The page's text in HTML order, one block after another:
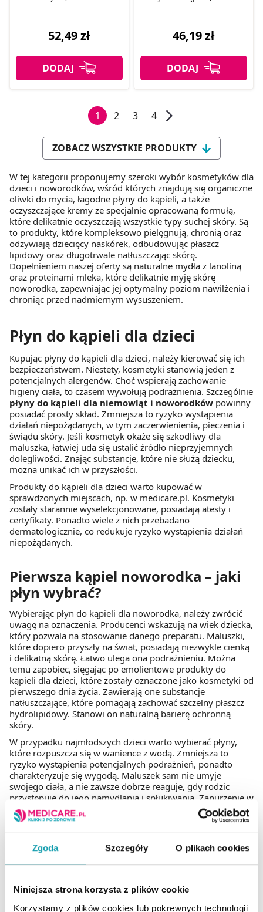
Zgoda Szczegóły O plikach cookies
Niniejsza strona korzysta z plików cookie
Korzystamy z plików cookies lub pokrewnych technologii
52,49 zł 46,19 zł
1 2 3 4
ZOBACZ WSZYSTKIE PRODUKTY
W tej kategorii proponujemy szeroki wybór kosmetyków dla
dzieci i noworodków, wśród których znajdują się organiczne
oliwki do mycia, łagodne płyny do kąpieli, a także
oczyszczające kremy ze specjalnie opracowaną formułą,
które delikatnie oczyszczają wszystkie typy suchej skóry. Są
to produkty, które kompleksowo pielęgnują, chronią oraz
odżywiają dziecięcy naskórek, odbudowując płaszcz
lipidowy oraz długotrwale natłuszczając skórę.
Dopełnieniem naszej oferty są naturalne mydła z lanoliną
oraz proteinami mleka, które delikatnie myję skórę
noworodka, zapewniając jej optymalny poziom nawilżenia i
chroniąc przed nadmiernym wysuszeniem.
Płyn do kąpieli dla dzieci
Kupując płyny do kąpieli dla dzieci, należy kierować się ich
bezpieczeństwem. Niestety, kosmetyki stanowią jeden z
potencjalnych alergenów. Choć wspierają zachowanie
higieny ciała, to czasem wywołują podrażnienia. Szczególnie
płyny do kąpieli dla niemowląt i noworodków powinny
posiadać prosty skład. Zmniejsza to ryzyko wystąpienia
działań niepożądanych, w tym zaczerwienienia, pieczenia i
świądu skóry. Jeśli kosmetyk okaże się szkodliwy dla
maluszka, łatwiej uda się ustalić źródło nieprzyjemnych
dolegliwości. Znając substancje, które nie służą dziecku,
można unikać ich w przyszłości.
Produkty do kąpieli dla dzieci warto kupować w
sprawdzonych miejscach, np. w medicare.pl. Kosmetyki
zostały starannie wyselekcjonowane, posiadają atesty i
certyfikaty. Ponadto wiele z nich przebadano
dermatologicznie, co redukuje ryzyko wystąpienia działań
niepożądanych.
Pierwsza kąpiel noworodka – jaki
płyn wybrać?
Wybierając płyn do kąpieli dla noworodka, należy zwrócić
uwagę na oznaczenia. Producenci wskazują na wiek dziecka,
który pozwala na stosowanie danego preparatu. Maluszki,
które dopiero przyszły na świat, posiadają niezwykle cienką
i delikatną skórę. Łatwo ulega ona podrażnieniu. Można
temu zapobiec, sięgając po emolientowe produkty do
kąpieli dla dzieci, które zostały oznaczone jako kosmetyki od
pierwszego dnia życia. Zawierają one substancje
natłuszczające, które pomagają zachować szczelny płaszcz
hydrolipidowy. Stanowi on naturalną barierę ochronną
skóry.
W przypadku najmłodszych dzieci warto wybierać płyny,
które rozpuszcza się w wanience z wodą. Zmniejsza to
ryzyko wystąpienia potencjalnych podrażnień, ponadto
charakteryzuje się wygodą. Maluszek sam nie umyje
swojego ciała, a nie zawsze dobrze reaguje, gdy rodzic
przystępuje do jego namydlania i spłukiwania. Zanurzenie w
roztworze z odpowiednim płynem eliminuje niepotrzebny
stres.
Żele do mycia dla dzieci
Choć wiele z nich lubi dodatkowe atrakcje, które czynią
kąpiel przyjemniejszą, to obecność silnych zapachów czy
brokatu zwiększa ryzyko podrażnień. Nierzadko też